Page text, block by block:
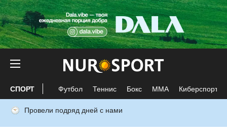
СПОРТ Футбол Теннис Бокс ММА Киберспорт
Провели подряд дней с нами